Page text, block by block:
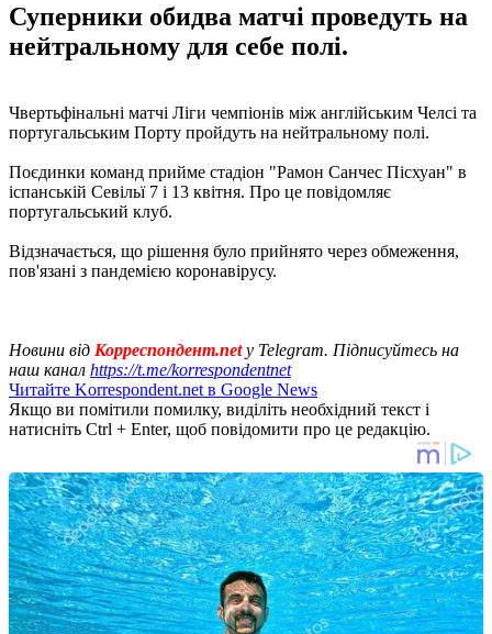
Суперники обидва матчі проведуть на
нейтральному для себе полі.
Чвертьфінальні матчі Ліги чемпіонів між англійським Челсі та
португальським Порту пройдуть на нейтральному полі.
Поєдинки команд прийме стадіон "Рамон Санчес Пісхуан" в
іспанській Севільї 7 і 13 квітня. Про це повідомляє
португальський клуб.
Відзначається, що рішення було прийнято через обмеження,
пов'язані з пандемією коронавірусу.
Новини від Корреспондент.netу Telegram. Підписуйтесь на
наш канал https://t.me/korrespondentnet
Читайте Korrespondent.net в Google News
Якщо ви помітили помилку, виділіть необхідний текст і
натисніть Ctrl + Enter, щоб повідомити про це редакцію.